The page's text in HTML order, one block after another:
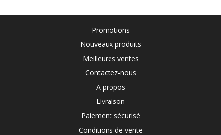
Promotions
Nouveaux produits
Meilleures ventes
Contactez-nous
A propos
Livraison
Paiement sécurisé
Conditions de vente